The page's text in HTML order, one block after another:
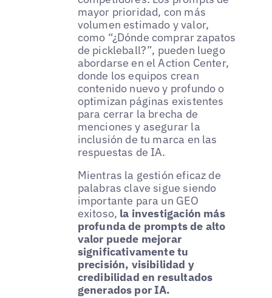
mayor prioridad, con más
volumen estimado y valor,
como “¿Dónde comprar zapatos
de pickleball?”, pueden luego
abordarse en el Action Center,
donde los equipos crean
contenido nuevo y profundo o
optimizan páginas existentes
para cerrar la brecha de
menciones y asegurar la
inclusión de tu marca en las
respuestas de IA.
Mientras la gestión eficaz de
palabras clave sigue siendo
importante para un GEO
exitoso, la investigación más
profunda de prompts de alto
valor puede mejorar
significativamente tu
precisión, visibilidad y
credibilidad en resultados
generados por IA.